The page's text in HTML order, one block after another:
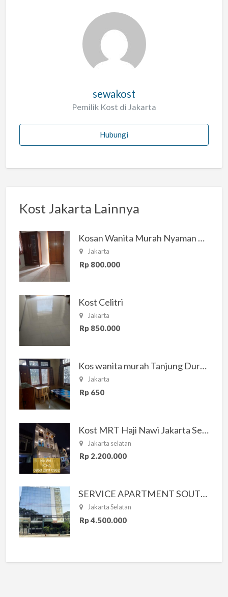
sewakost
Pemilik Kost di Jakarta
Hubungi
Kost Jakarta Lainnya
Kosan Wanita Murah Nyaman di Jakarta Selatan
Jakarta
Rp 800.000
Kost Celitri
Jakarta
Rp 850.000
Kos wanita murah Tanjung Duren Jakarta Barat
Jakarta
Rp 650
Kost MRT Haji Nawi Jakarta Selatan
Jakarta selatan
Rp 2.200.000
SERVICE APARTMENT SOUTH RESIDENCE
Jakarta Selatan
Rp 4.500.000